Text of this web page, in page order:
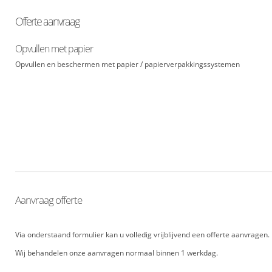
Offerte aanvraag
Opvullen met papier
Opvullen en beschermen met papier / papierverpakkingssystemen
Aanvraag offerte
Via onderstaand formulier kan u volledig vrijblijvend een offerte
Wij behandelen onze aanvragen normaal binnen 1 werkdag.